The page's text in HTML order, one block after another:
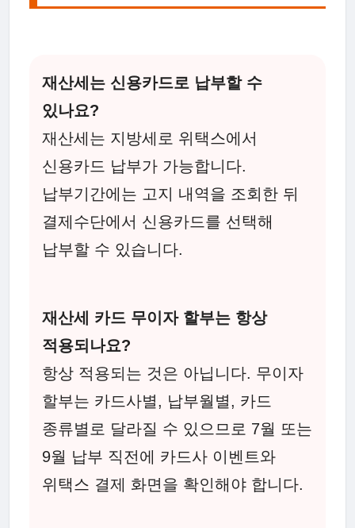
재산세는 신용카드로 납부할 수
있나요?
재산세는 지방세로 위택스에서
신용카드 납부가 가능합니다.
납부기간에는 고지 내역을 조회한 뒤
결제수단에서 신용카드를 선택해
납부할 수 있습니다.
재산세 카드 무이자 할부는 항상
적용되나요?
항상 적용되는 것은 아닙니다. 무이자
할부는 카드사별, 납부월별, 카드
종류별로 달라질 수 있으므로 7월 또는
9월 납부 직전에 카드사 이벤트와
위택스 결제 화면을 확인해야 합니다.